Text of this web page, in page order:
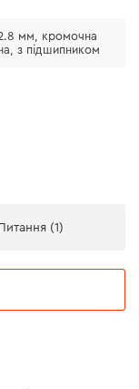
мм, кромочна
з підшипником
(1)